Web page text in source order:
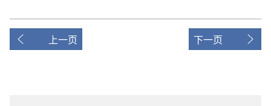
上一页 下一页